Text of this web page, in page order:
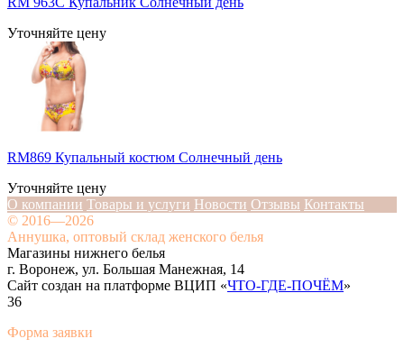
Уточняйте цену
RM869 Купальный костюм Солнечный день
Уточняйте цену
О компании Товары и услуги Новости Отзывы Контакты
© 2016—2026
Аннушка, оптовый склад женского белья
Магазины нижнего белья
г. Воронеж, ул. Большая Манежная, 14
Сайт создан на платформе ВЦИП «ЧТО-ГДЕ-ПОЧЁМ»
36
Форма заявки